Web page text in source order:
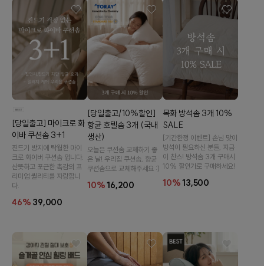
[당일출고] 마이크로 화
이바 쿠션솜 3+1
진드기 방지에 탁월한 마이
크로 화이버 쿠션솜 입니다.
산뜻하고 포근한 촉감의 프
리미엄 퀄리티를 자랑합니
다.
46% 39,000
[당일출고/10%할인]
항균 호텔솜 3개 (국내
생산)
오늘은 쿠션솜 교체하기 좋
은 날! 우리집 쿠션솜, 향균
쿠션솜으로 교체해주세요 :)
10%16,200
목화 방석솜 3개 10%
SALE
[기간한정 이벤트] 손님 맞이
방석이 필요하신 분들, 지금
이 찬스! 방석솜 3개 구매시
10% 할인가로 구매하세요!
10%13,500